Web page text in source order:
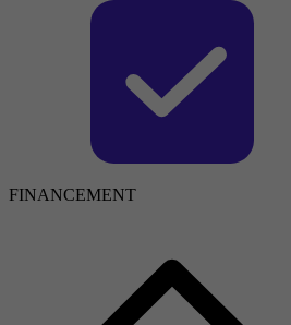
FINANCEMENT